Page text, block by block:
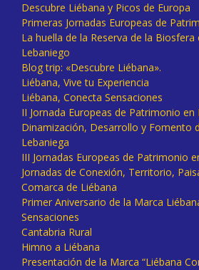
Descubre Liébana y Picos de Europa
Primeras Jornadas Europeas de
La huella de la Reserva de la
Lebaniego
Blog trip: «Descubre Liébana».
Liébana, Vive tu Experiencia
Liébana, Conecta Sensaciones
II Jornada Europeas de Patrimonio en
Dinamización, Desarrollo y Fomento
Lebaniega
III Jornadas Europeas de Patrimonio
Jornadas de Conexión, Territorio,
Comarca de Liébana
Primer Aniversario de la Marca
Sensaciones
Cantabria Rural
Himno a Liébana
Presentación de la Marca “Liébana